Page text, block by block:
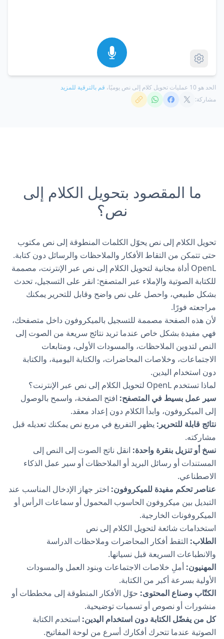
الحد هو 10 عمليات تحويل كلام إلى نص يوميًا،
قم بالترقية للمزيد
مشاركة:
ما المقصود بتحويل الكلام إلى
نص؟
تحويل الكلام إلى نص يحوّل الكلمات المنطوقة إلى نص مكتوب
حتى تتمكن من التقاط الأفكار والملاحظات والرسائل دون كتابة.
OpenL أداة مجانية لتحويل الكلام إلى نص عبر الإنترنت، مصممة
للكتابة الصوتية والإملاء عبر المتصفح: انقر على التسجيل، تحدث
بشكل طبيعي، واحصل على نص واضح وقابل للتحرير يمكنك
مراجعته فورًا.
لأن هذه الصفحة مصممة للتسجيل بالميكروفون داخل متصفحك،
فهي مفيدة بشكل خاص عندما تريد نتائج سريعة من الصوت إلى
النص لتدوين الملاحظات، والمسودات الأولى، ومتابعات
الاجتماعات، وخلاصات المحاضرات، والكتابة اليومية، والكتابة
دون استخدام اليدين.
لماذا تستخدم OpenL لتحويل الكلام إلى نص عبر الإنترنت؟
سير عمل بسيط في المتصفح: افتح الصفحة، واسمح بالوصول
إلى الميكروفون، وابدأ الكلام دون إعداد معقد.
نتائج قابلة للتحرير: يظهر التفريغ في مربع نص يمكنك تعديله قبل
مشاركته.
نسخ أو تنزيل بنقرة واحدة: انقل ناتج الصوت إلى النص إلى
المستندات أو رسائل البريد أو الملاحظات أو سير عمل الذكاء
الاصطناعي.
عناصر تحكم مفيدة للميكروفون: اختر جهاز الإدخال المناسب عند
التبديل بين ميكروفون الحاسوب المحمول أو سماعات الرأس أو
الميكروفونات الخارجية.
استخدامات شائعة لتحويل الكلام إلى نص
الطلاب: التقط أفكار المحاضرات وملاحظات الدراسة
والانطباعات السريعة قبل نسيانها.
المهنيون: أملِ خلاصات الاجتماعات وبنود العمل والمسودات
الأولية بسرعة أكبر من الكتابة.
الكتّاب وصناع المحتوى: حوّل الأفكار المنطوقة إلى مخططات أو
منشورات أو نصوص أو تسميات توضيحية.
كل من يفضّل الكتابة دون استخدام اليدين: استخدم الكتابة
الصوتية عندما تتحرك أفكارك أسرع من لوحة المفاتيح.